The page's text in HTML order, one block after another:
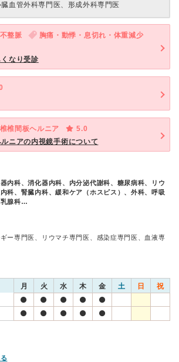
臓血管外科専門医、形成外科専門医
不整脈
胸痛・動悸・息切れ・体重減少
なり受診
椎間板ヘルニア
5.0
ニアの内視鏡手術について
内科、消化器内科、内分泌代謝科、糖尿病科、リウ
科、腎臓内科、緩和ケア（ホスピス）、外科、呼吸
乳腺科…
ー専門医、リウマチ専門医、感染症専門医、血液専
月 火 水 木 金 土 日 祝